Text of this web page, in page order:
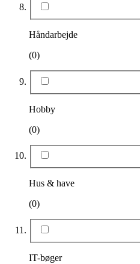
Håndarbejde
(0)
Hobby
(0)
Hus & have
(0)
IT-bøger